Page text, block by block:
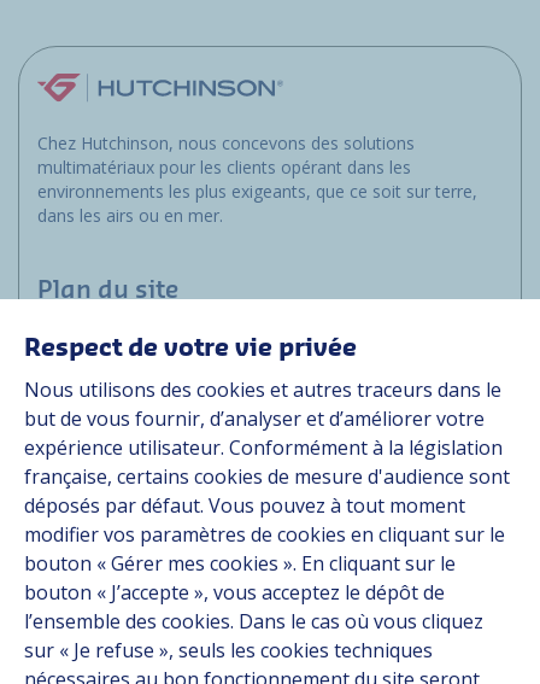
Chez Hutchinson, nous concevons des solutions
multimatériaux pour les clients opérant dans les
environnements les plus exigeants, que ce soit sur terre,
dans les airs ou en mer.
Plan du site
Marchés
Solutions
Ressources
À propos
Carrière
Contact
Suivez-nous
Linkedin
Respect de votre vie privée
Nous utilisons des cookies et autres traceurs dans le
but de vous fournir, d’analyser et d’améliorer votre
expérience utilisateur. Conformément à la législation
française, certains cookies de mesure d'audience sont
déposés par défaut. Vous pouvez à tout moment
modifier vos paramètres de cookies en cliquant sur le
bouton « Gérer mes cookies ». En cliquant sur le
bouton « J’accepte », vous acceptez le dépôt de
l’ensemble des cookies. Dans le cas où vous cliquez
sur « Je refuse », seuls les cookies techniques